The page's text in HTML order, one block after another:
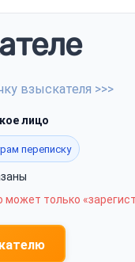
взыскателя >>>
лицо
переписку
может только